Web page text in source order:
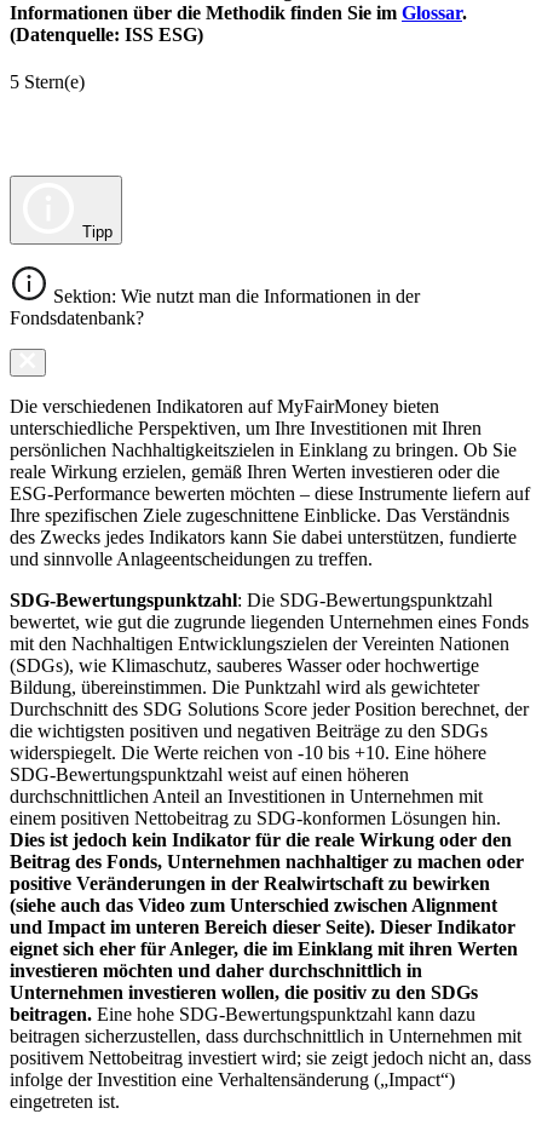
Informationen über die Methodik finden Sie im Glossar.
(Datenquelle: ISS ESG)
5 Stern(e)
Tipp
Sektion: Wie nutzt man die Informationen in der
Fondsdatenbank?
Die verschiedenen Indikatoren auf MyFairMoney bieten
unterschiedliche Perspektiven, um Ihre Investitionen mit Ihren
persönlichen Nachhaltigkeitszielen in Einklang zu bringen. Ob Sie
reale Wirkung erzielen, gemäß Ihren Werten investieren oder die
ESG-Performance bewerten möchten – diese Instrumente liefern auf
Ihre spezifischen Ziele zugeschnittene Einblicke. Das Verständnis
des Zwecks jedes Indikators kann Sie dabei unterstützen, fundierte
und sinnvolle Anlageentscheidungen zu treffen.
SDG-Bewertungspunktzahl: Die SDG-Bewertungspunktzahl
bewertet, wie gut die zugrunde liegenden Unternehmen eines Fonds
mit den Nachhaltigen Entwicklungszielen der Vereinten Nationen
(SDGs), wie Klimaschutz, sauberes Wasser oder hochwertige
Bildung, übereinstimmen. Die Punktzahl wird als gewichteter
Durchschnitt des SDG Solutions Score jeder Position berechnet, der
die wichtigsten positiven und negativen Beiträge zu den SDGs
widerspiegelt. Die Werte reichen von -10 bis +10. Eine höhere
SDG-Bewertungspunktzahl weist auf einen höheren
durchschnittlichen Anteil an Investitionen in Unternehmen mit
einem positiven Nettobeitrag zu SDG-konformen Lösungen hin.
Dies ist jedoch kein Indikator für die reale Wirkung oder den
Beitrag des Fonds, Unternehmen nachhaltiger zu machen oder
positive Veränderungen in der Realwirtschaft zu bewirken
(siehe auch das Video zum Unterschied zwischen Alignment
und Impact im unteren Bereich dieser Seite). Dieser Indikator
eignet sich eher für Anleger, die im Einklang mit ihren Werten
investieren möchten und daher durchschnittlich in
Unternehmen investieren wollen, die positiv zu den SDGs
beitragen. Eine hohe SDG-Bewertungspunktzahl kann dazu
beitragen sicherzustellen, dass durchschnittlich in Unternehmen mit
positivem Nettobeitrag investiert wird; sie zeigt jedoch nicht an, dass
infolge der Investition eine Verhaltensänderung („Impact“)
eingetreten ist.